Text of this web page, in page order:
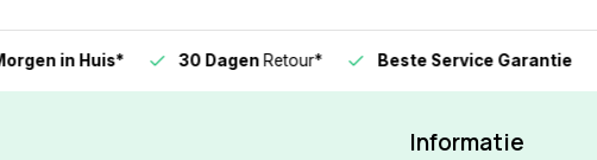
in Huis* 30 DagenRetour* Beste Service Garantie
Informatie